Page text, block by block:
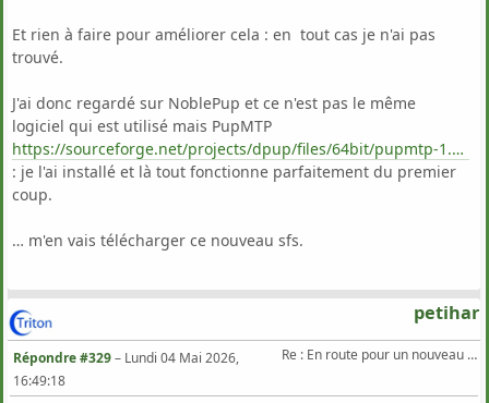
Et rien à faire pour améliorer cela : en tout cas je n'ai pas
trouvé.
J'ai donc regardé sur NoblePup et ce n'est pas le même
logiciel qui est utilisé mais PupMTP
https://sourceforge.net/projects/dpup/files/64bit/pupmtp-1.0-x86_64.pet/
: je l'ai installé et là tout fonctionne parfaitement du premier
coup.
… m'en vais télécharger ce nouveau sfs.
petihar
Re : En route pour un nouveau Triton .
Répondre #329– Lundi 04 Mai 2026,
16:49:18